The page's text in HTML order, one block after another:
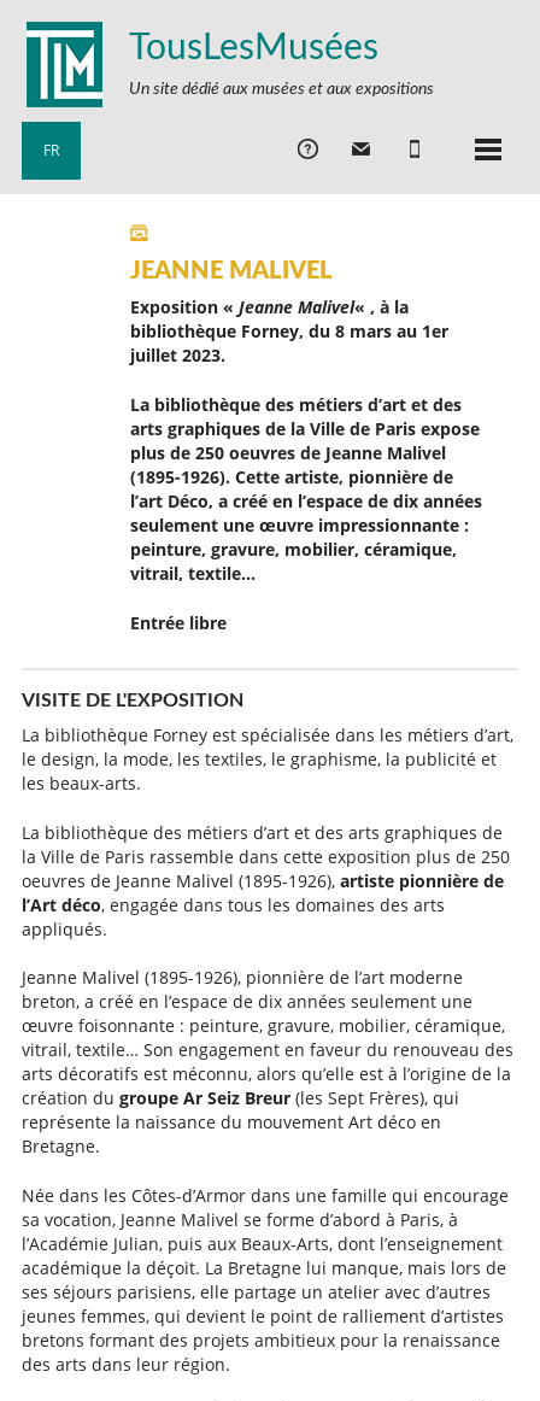
TousLesMusées
Un site dédié aux musées et aux expositions
FR
JEANNE MALIVEL
Exposition « Jeanne Malivel« , à la
bibliothèque Forney, du 8 mars au 1er
juillet 2023.
La bibliothèque des métiers d’art et des
arts graphiques de la Ville de Paris expose
plus de 250 oeuvres de Jeanne Malivel
(1895-1926). Cette artiste, pionnière de
l’art Déco, a créé en l’espace de dix années
seulement une œuvre impressionnante :
peinture, gravure, mobilier, céramique,
vitrail, textile…
Entrée libre
VISITE DE L'EXPOSITION
La bibliothèque Forney est spécialisée dans les métiers d’art,
le design, la mode, les textiles, le graphisme, la publicité et
les beaux-arts.
La bibliothèque des métiers d’art et des arts graphiques de
la Ville de Paris rassemble dans cette exposition plus de 250
oeuvres de Jeanne Malivel (1895-1926), artiste pionnière de
l’Art déco, engagée dans tous les domaines des arts
appliqués.
Jeanne Malivel (1895-1926), pionnière de l’art moderne
breton, a créé en l’espace de dix années seulement une
œuvre foisonnante : peinture, gravure, mobilier, céramique,
vitrail, textile… Son engagement en faveur du renouveau des
arts décoratifs est méconnu, alors qu’elle est à l’origine de la
création du groupe Ar Seiz Breur (les Sept Frères), qui
représente la naissance du mouvement Art déco en
Bretagne.
Née dans les Côtes-d’Armor dans une famille qui encourage
sa vocation, Jeanne Malivel se forme d’abord à Paris, à
l’Académie Julian, puis aux Beaux-Arts, dont l’enseignement
académique la déçoit. La Bretagne lui manque, mais lors de
ses séjours parisiens, elle partage un atelier avec d’autres
jeunes femmes, qui devient le point de ralliement d’artistes
bretons formant des projets ambitieux pour la renaissance
des arts dans leur région.